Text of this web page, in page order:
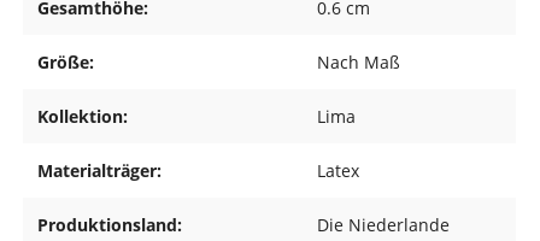
Gesamthöhe: 0.6 cm
Größe: Nach Maß
Kollektion: Lima
Materialträger: Latex
Produktionsland: Die Niederlande